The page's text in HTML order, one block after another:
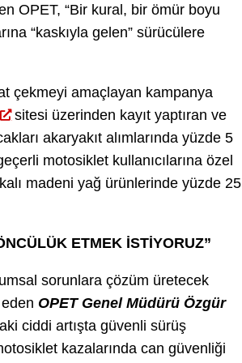
OPET, “Bir kural, bir ömür boyu
“kaskıyla gelen” sürücülere
çekmeyi amaçlayan kampanya
sitesi üzerinden kayıt yaptıran ve
akaryakıt alımlarında yüzde 5
motosiklet kullanıcılarına özel
madeni yağ ürünlerinde yüzde 25
ETMEK İSTİYORUZ”
sorunlara çözüm üretecek
OPET Genel Müdürü Özgür
ciddi artışta güvenli sürüş
kazalarında can güvenliği